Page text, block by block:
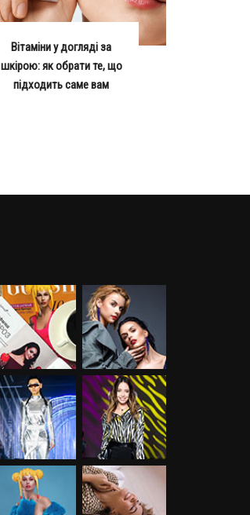
Вітаміни у догляді за
шкірою: як обрати те, що
підходить саме вам